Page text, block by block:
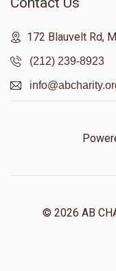
172 Blauvelt Rd,
(212) 239-8923
© 2026 AB